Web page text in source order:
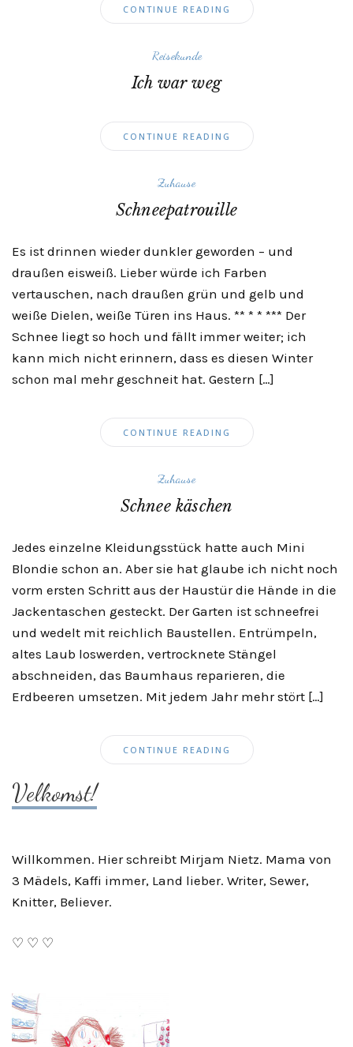
CONTINUE READING
Reisekunde
Ich war weg
CONTINUE READING
Zuhause
Schneepatrouille
Es ist drinnen wieder dunkler geworden – und
draußen eisweiß. Lieber würde ich Farben
vertauschen, nach draußen grün und gelb und
weiße Dielen, weiße Türen ins Haus. ** * * *** Der
Schnee liegt so hoch und fällt immer weiter; ich
kann mich nicht erinnern, dass es diesen Winter
schon mal mehr geschneit hat. Gestern […]
CONTINUE READING
Zuhause
Schnee käschen
Jedes einzelne Kleidungsstück hatte auch Mini
Blondie schon an. Aber sie hat glaube ich nicht noch
vorm ersten Schritt aus der Haustür die Hände in die
Jackentaschen gesteckt. Der Garten ist schneefrei
und wedelt mit reichlich Baustellen. Entrümpeln,
altes Laub loswerden, vertrocknete Stängel
abschneiden, das Baumhaus reparieren, die
Erdbeeren umsetzen. Mit jedem Jahr mehr stört […]
CONTINUE READING
Velkomst!
Willkommen. Hier schreibt Mirjam Nietz. Mama von
3 Mädels, Kaffi immer, Land lieber. Writer, Sewer,
Knitter, Believer.
♡ ♡ ♡